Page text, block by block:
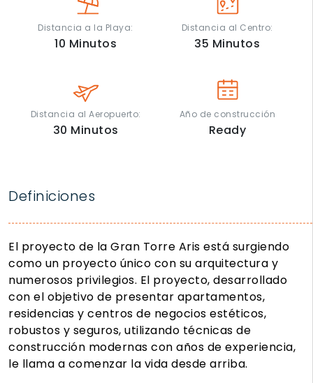
Distancia a la Playa:
10 Minutos
Distancia al Centro:
35 Minutos
Distancia al Aeropuerto:
30 Minutos
Año de construcción
Ready
Definiciones
El proyecto de la Gran Torre Aris está surgiendo
como un proyecto único con su arquitectura y
numerosos privilegios. El proyecto, desarrollado
con el objetivo de presentar apartamentos,
residencias y centros de negocios estéticos,
robustos y seguros, utilizando técnicas de
construcción modernas con años de experiencia,
le llama a comenzar la vida desde arriba.